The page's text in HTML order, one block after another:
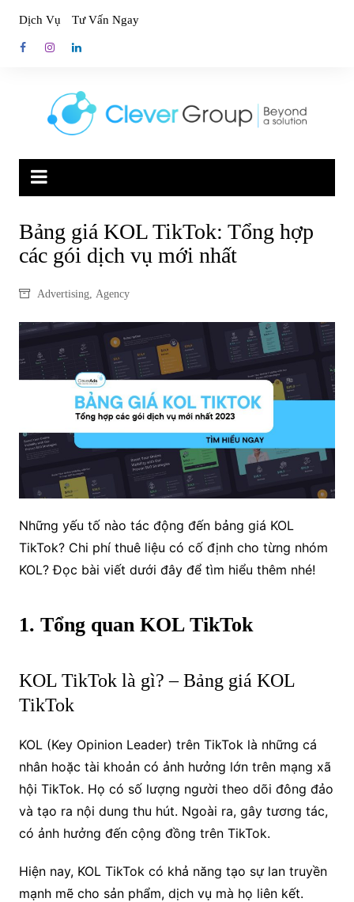
content
Dịch Vụ Tư Vấn Ngay
Bảng giá KOL TikTok: Tổng hợp
các gói dịch vụ mới nhất
Advertising, Agency
Những yếu tố nào tác động đến bảng giá KOL
TikTok? Chi phí thuê liệu có cố định cho từng nhóm
KOL? Đọc bài viết dưới đây để tìm hiểu thêm nhé!
1. Tổng quan KOL TikTok
KOL TikTok là gì? – Bảng giá KOL
TikTok
KOL (Key Opinion Leader) trên TikTok là những cá
nhân hoặc tài khoản có ảnh hưởng lớn trên mạng xã
hội TikTok. Họ có số lượng người theo dõi đông đảo
và tạo ra nội dung thu hút. Ngoài ra, gây tương tác,
có ảnh hưởng đến cộng đồng trên TikTok.
Hiện nay, KOL TikTok có khả năng tạo sự lan truyền
mạnh mẽ cho sản phẩm, dịch vụ mà họ liên kết.